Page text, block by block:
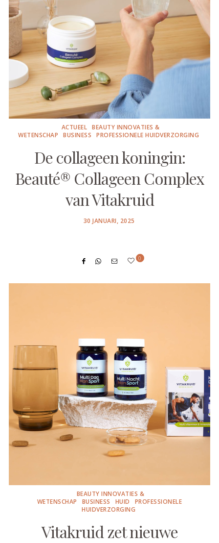
ACTUEEL BEAUTY INNOVATIES &
WETENSCHAP
BUSINESS PROFESSIONELE HUIDVERZORGING
De collageen koningin:
Beauté® Collageen Complex
van Vitakruid
POSTED
30 JANUARI, 2025
0
BEAUTY INNOVATIES &
WETENSCHAP
BUSINESS HUID
PROFESSIONELE
HUIDVERZORGING
Vitakruid zet nieuwe